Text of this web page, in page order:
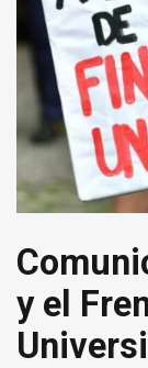
y el